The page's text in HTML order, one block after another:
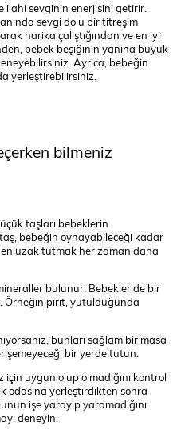
ilahi sevginin enerjisini getirir.
sevgi dolu bir titreşim
harika çalıştığından ve en iyi
bebek beşiğinin yanına büyük
Ayrıca, bebeğin
yerleştirebilirsiniz.
bilmeniz
taşları bebeklerin
bebeğin oynayabileceği kadar
uzak tutmak her zaman daha
bulunur. Bebekler de bir
Örneğin pirit, yutulduğunda
bunları sağlam bir masa
bir yerde tutun.
uygun olup olmadığını kontrol
odasına yerleştirdikten sonra
işe yarayıp yaramadığını
deneyin.